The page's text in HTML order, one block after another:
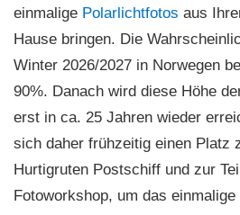
einmalige Polarlichtfotos aus
Hause bringen. Die
Winter 2026/2027 in Norwegen
90%. Danach wird diese Höhe
erst in ca. 25 Jahren wieder
sich daher frühzeitig einen Platz
Hurtigruten Postschiff und zur
Fotoworkshop, um das